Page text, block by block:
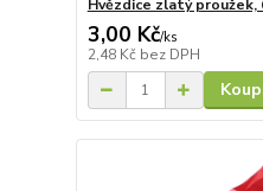
Hvězdice zlatý proužek,
3,00 Kč/ks
2,48 Kč bez DPH